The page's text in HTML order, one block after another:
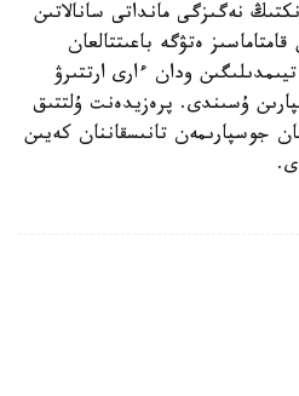
نەگىزگى مانداتى سانالاتىن
ەتۋگە باعىتتالعان
ودان ءارى ارتتىرۋ
ۇسىندى. پرەزيدەنت ۇلتتىق
ارنالعان جوسپارىمەن تانىسقاننان كەيىن